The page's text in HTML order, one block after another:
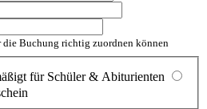
Buchung richtig zuordnen können
für Schüler & Abiturienten